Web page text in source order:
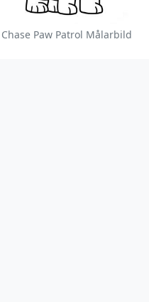
Chase Paw Patrol Målarbild